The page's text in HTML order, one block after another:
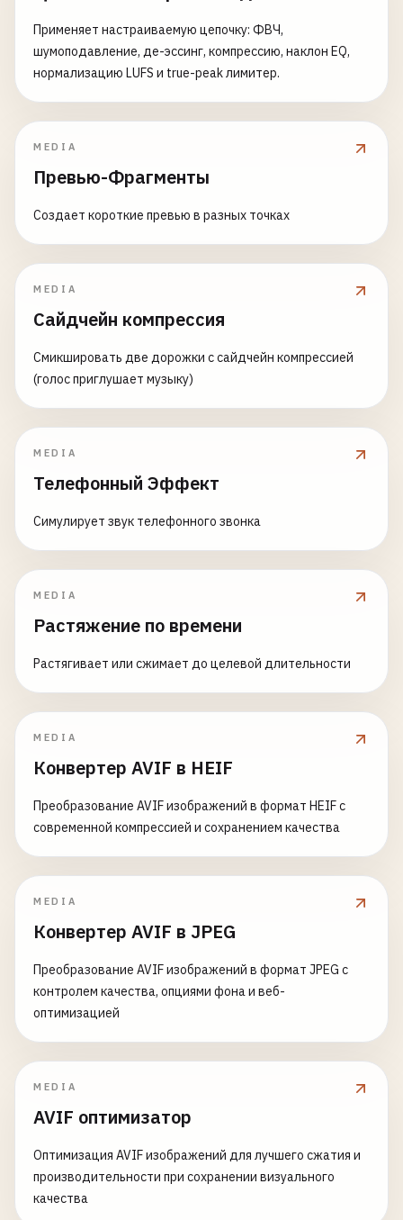
Применяет настраиваемую цепочку: ФВЧ,
шумоподавление, де-эссинг, компрессию, наклон EQ,
нормализацию LUFS и true-peak лимитер.
MEDIA
Превью-Фрагменты
Создает короткие превью в разных точках
MEDIA
Сайдчейн компрессия
Смикшировать две дорожки с сайдчейн компрессией
(голос приглушает музыку)
MEDIA
Телефонный Эффект
Симулирует звук телефонного звонка
MEDIA
Растяжение по времени
Растягивает или сжимает до целевой длительности
MEDIA
Конвертер AVIF в HEIF
Преобразование AVIF изображений в формат HEIF с
современной компрессией и сохранением качества
MEDIA
Конвертер AVIF в JPEG
Преобразование AVIF изображений в формат JPEG с
контролем качества, опциями фона и веб-
оптимизацией
MEDIA
AVIF оптимизатор
Оптимизация AVIF изображений для лучшего сжатия и
производительности при сохранении визуального
качества